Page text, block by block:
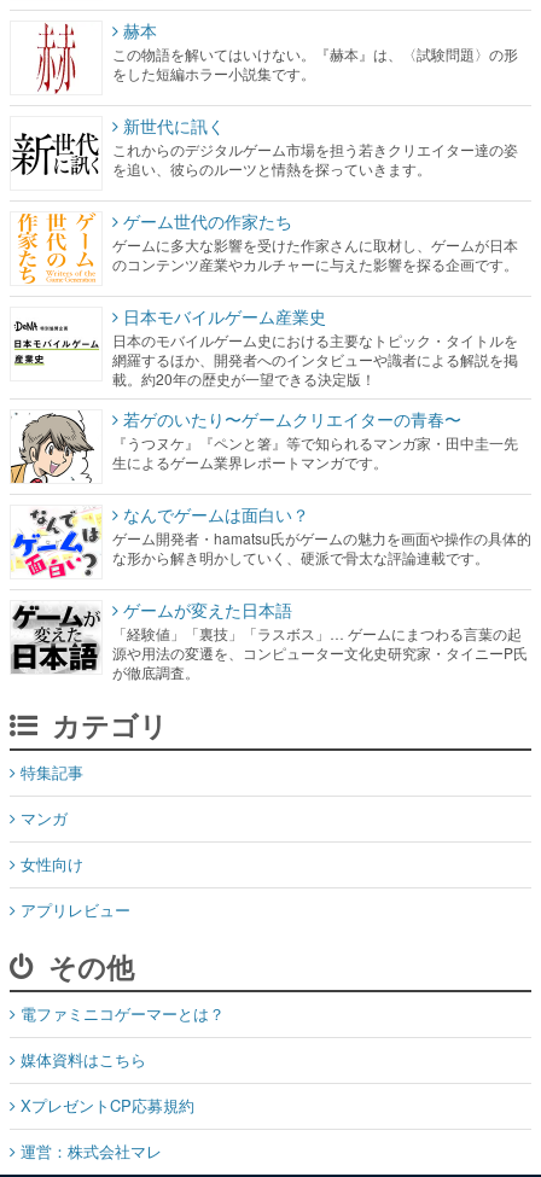
赫本
この物語を解いてはいけない。『赫本』は、〈試験問題〉の形
をした短編ホラー小説集です。
新世代に訊く
これからのデジタルゲーム市場を担う若きクリエイター達の姿
を追い、彼らのルーツと情熱を探っていきます。
ゲーム世代の作家たち
ゲームに多大な影響を受けた作家さんに取材し、ゲームが日本
のコンテンツ産業やカルチャーに与えた影響を探る企画です。
日本モバイルゲーム産業史
日本のモバイルゲーム史における主要なトピック・タイトルを
網羅するほか、開発者へのインタビューや識者による解説を掲
載。約20年の歴史が一望できる決定版！
若ゲのいたり〜ゲームクリエイターの青春〜
『うつヌケ』『ペンと箸』等で知られるマンガ家・田中圭一先
生によるゲーム業界レポートマンガです。
なんでゲームは面白い？
ゲーム開発者・hamatsu氏がゲームの魅力を画面や操作の具体的
な形から解き明かしていく、硬派で骨太な評論連載です。
ゲームが変えた日本語
「経験値」「裏技」「ラスボス」… ゲームにまつわる言葉の起
源や用法の変遷を、コンピューター文化史研究家・タイニーP氏
が徹底調査。
カテゴリ
特集記事
マンガ
女性向け
アプリレビュー
その他
電ファミニコゲーマーとは？
媒体資料はこちら
XプレゼントCP応募規約
運営：株式会社マレ